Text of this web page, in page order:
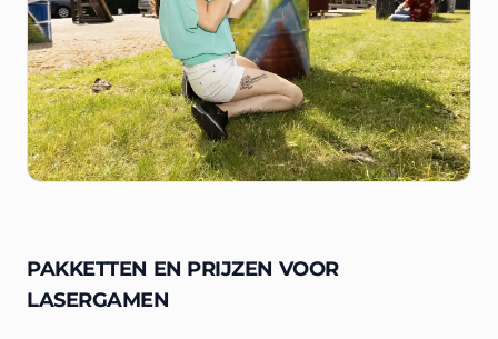
PAKKETTEN EN PRIJZEN VOOR
LASERGAMEN